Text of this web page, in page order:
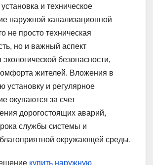
и техническое
наружной канализационной
не просто техническая
но и важный аспект
безопасности,
жителей. Вложения в
установку и регулярное
окупаются за счет
дорогостоящих аварий,
службы системы и
окружающей среды.
купить наружную